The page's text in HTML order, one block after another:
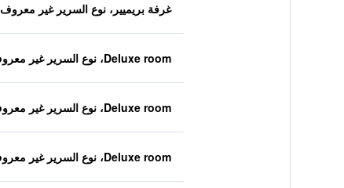
غرفة بريميير، نوع السرير غير معروف
Deluxe room، نوع السرير غير معروف
Deluxe room، نوع السرير غير معروف
Deluxe room، نوع السرير غير معروف